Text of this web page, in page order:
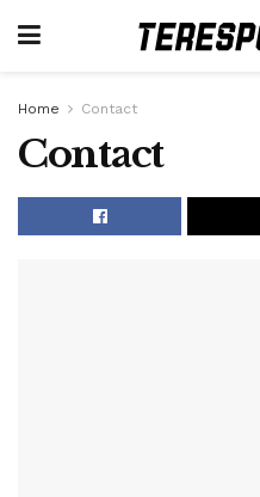
Home Contact
Contact